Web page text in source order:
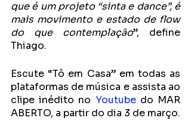
que é um projeto “sinta e dance”, é
mais movimento e estado de flow
do que contemplação”, define
Thiago.
Escute “Tô em Casa” em todas as
plataformas de música e assista ao
clipe inédito no Youtube do MAR
ABERTO, a partir do dia 3 de março.